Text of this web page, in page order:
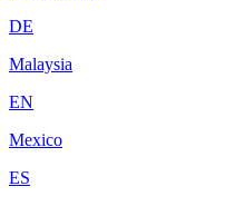
DE
Malaysia
EN
Mexico
ES